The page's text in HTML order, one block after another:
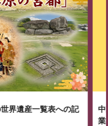
界遺産一覧表への記
中
業